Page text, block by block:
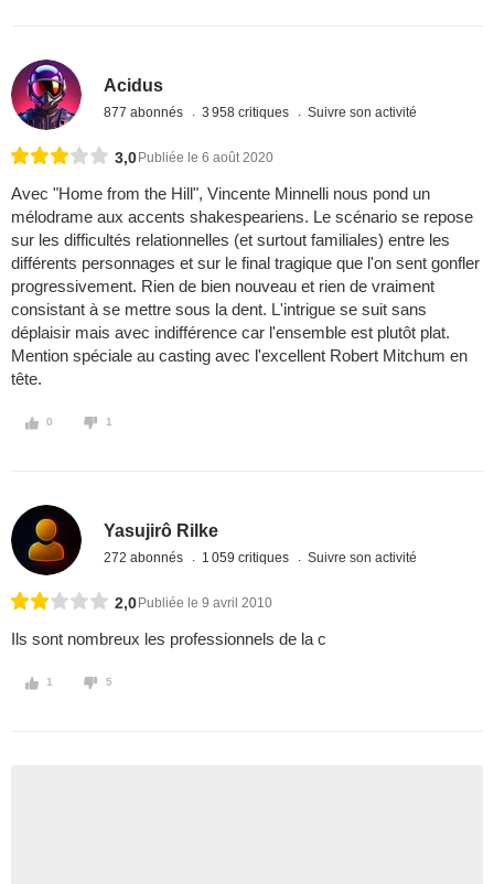
Acidus
877 abonnés 3 958 critiques Suivre son activité
3,0 Publiée le 6 août 2020
Avec "Home from the Hill", Vincente Minnelli nous pond un
mélodrame aux accents shakespeariens. Le scénario se repose
sur les difficultés relationnelles (et surtout familiales) entre les
différents personnages et sur le final tragique que l'on sent gonfler
progressivement. Rien de bien nouveau et rien de vraiment
consistant à se mettre sous la dent. L'intrigue se suit sans
déplaisir mais avec indifférence car l'ensemble est plutôt plat.
Mention spéciale au casting avec l'excellent Robert Mitchum en
tête.
0 1
Yasujirô Rilke
272 abonnés 1 059 critiques Suivre son activité
2,0 Publiée le 9 avril 2010
Ils sont nombreux les professionnels de la c
1 5